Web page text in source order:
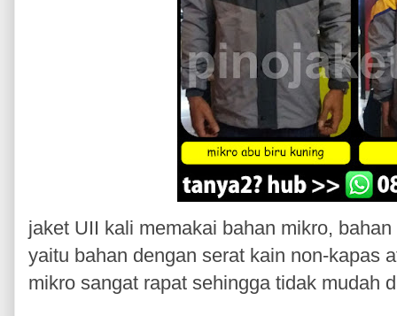
jaket UII kali memakai bahan mikro,
yaitu bahan dengan serat kain non-kapas
mikro sangat rapat sehingga tidak mudah